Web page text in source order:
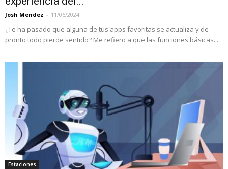
Josh Mendez - 11/06/2024
¿Te ha pasado que alguna de tus apps favoritas se actualiza y de
pronto todo pierde sentido? Me refiero a que las funciones básicas...
Estaciones